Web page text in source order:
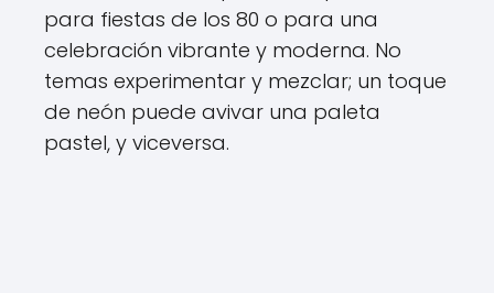
para fiestas de los 80 o para una
celebración vibrante y moderna. No
temas experimentar y mezclar; un toque
de neón puede avivar una paleta
pastel, y viceversa.